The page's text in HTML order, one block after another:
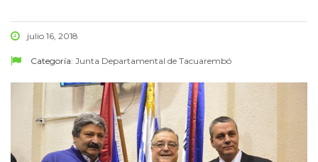
julio 16, 2018
Categoría: Junta Departamental de Tacuarembó